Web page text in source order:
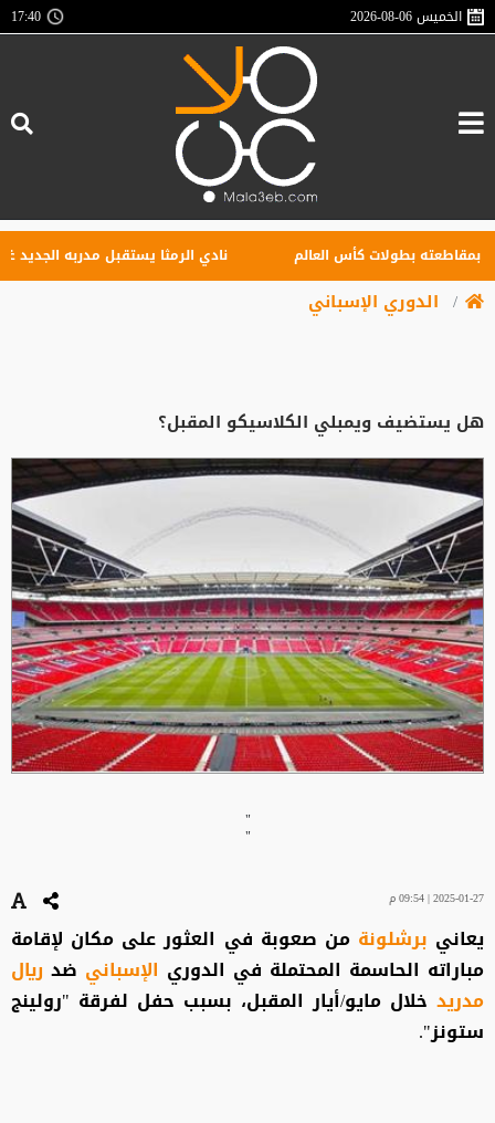
الخميس2026-08-06
17:40
بطولات كأس العالم نادي الرمثا يستقبل مدربه الجديد
الدوري الإسباني
هل يستضيف ويمبلي الكلاسيكو المقبل؟
"
"
2025-01-27 | 09:54 م
يعاني برشلونةمن صعوبة في العثور على مكان لإقامة
مباراته الحاسمة المحتملة في الدوري الإسباني ضد ريال
مدريد خلال مايو/أيار المقبل، بسبب حفل لفرقة "رولينج
ستونز".